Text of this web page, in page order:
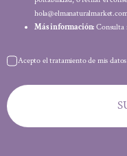
Más información: Consulta
Acepto el tratamiento de mis